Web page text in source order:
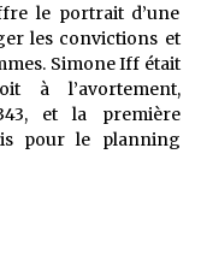
le portrait d’une
les convictions et
Simone Iff était
à l’avortement,
et la première
pour le planning